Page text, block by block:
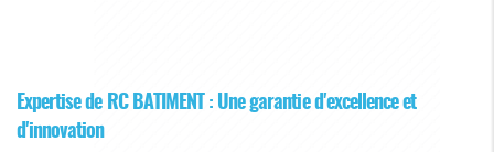
Expertise de RC BATIMENT : Une garantie d'excellence et
d'innovation